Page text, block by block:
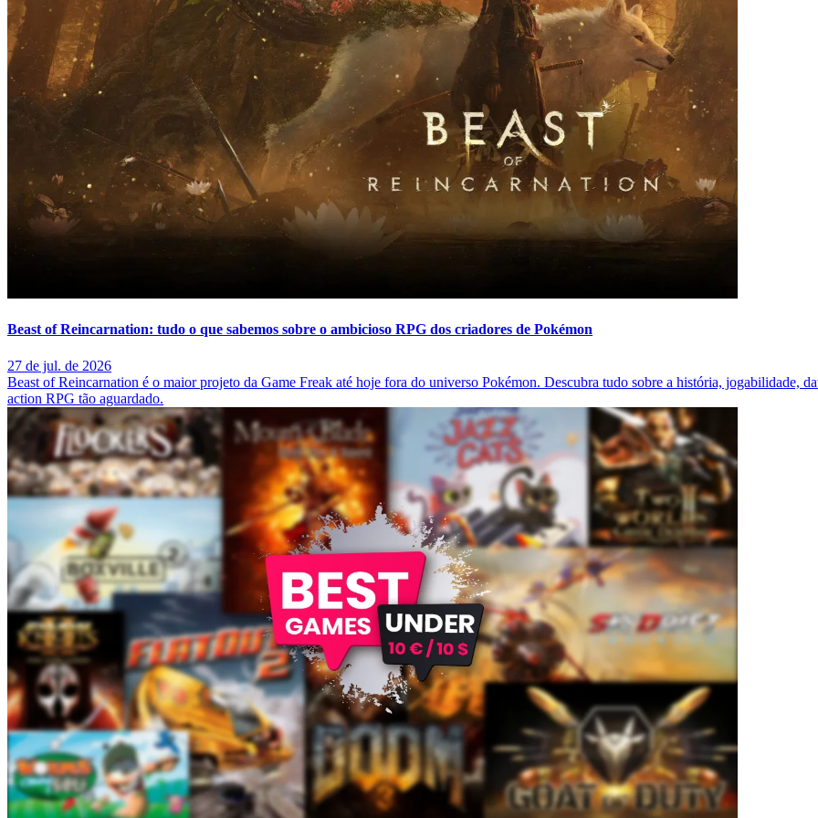
Beast of Reincarnation: tudo o que sabemos sobre o ambicioso RPG dos criadores de Pokémon
27 de jul. de 2026
Beast of Reincarnation é o maior projeto da Game Freak até hoje fora do universo Pokémon. Descubra tudo sobre a história, jogabilidade,
action RPG tão aguardado.